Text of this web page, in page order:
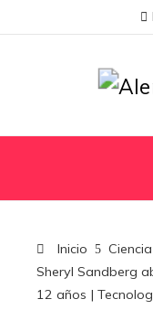
Inicio
Sheryl Sandberg
12 años |